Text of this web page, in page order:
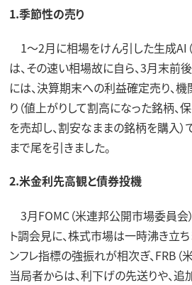
1.季節性の売り
1～2月に相場をけん引した生成AI
は、その速い相場故に自ら、3月末前
には、決算期末への利益確定売り、
り（値上がりして割高になった銘柄
を売却し、割安なままの銘柄を購入）
まで尾を引きました。
2.米金利先高観と債券投機
3月FOMC（米連邦公開市場委員会
ト調会見に、株式市場は一時沸き立ち
ンフレ指標の強振れが相次ぎ、FRB（
当局者からは、利下げの先送りや、